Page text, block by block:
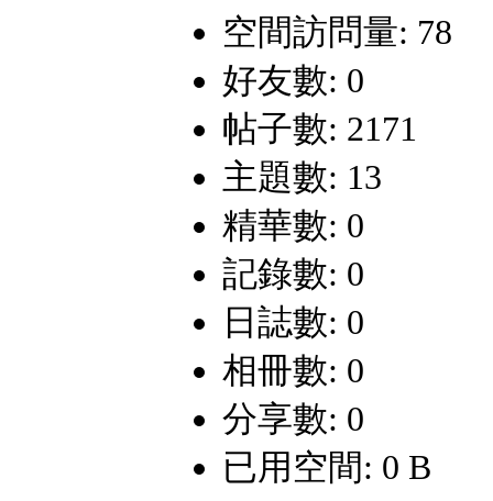
空間訪問量: 78
好友數: 0
帖子數: 2171
主題數: 13
精華數: 0
記錄數: 0
日誌數: 0
相冊數: 0
分享數: 0
已用空間: 0 B